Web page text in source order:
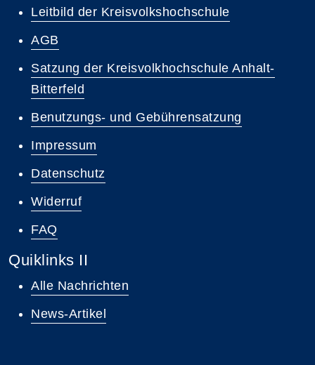
Leitbild der Kreisvolkshochschule
AGB
Satzung der Kreisvolkhochschule Anhalt-
Bitterfeld
Benutzungs- und Gebührensatzung
Impressum
Datenschutz
Widerruf
FAQ
Quiklinks II
Alle Nachrichten
News-Artikel